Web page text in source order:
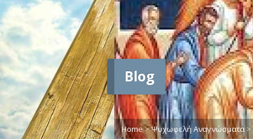
Blog
Home>Ψυχωφελή Αναγνώσματα>